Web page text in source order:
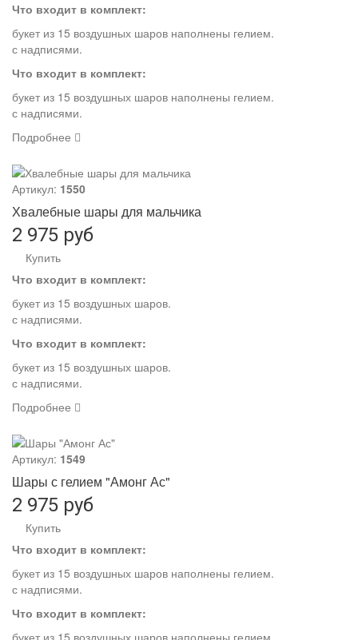
Что входит в комплект:
букет из 15 воздушных шаров наполнены гелием.
с надписями.
Что входит в комплект:
букет из 15 воздушных шаров наполнены гелием.
с надписями.
Подробнее
Артикул: 1550
Хвалебные шары для мальчика
2 975 руб
Купить
Что входит в комплект:
букет из 15 воздушных шаров.
с надписями.
Что входит в комплект:
букет из 15 воздушных шаров.
с надписями.
Подробнее
Артикул: 1549
Шары с гелием "Амонг Ас"
2 975 руб
Купить
Что входит в комплект:
букет из 15 воздушных шаров наполнены гелием.
с надписями.
Что входит в комплект: